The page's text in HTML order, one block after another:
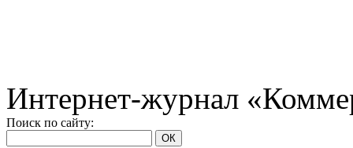
Интернет-журнал
Поиск по сайту:
ОК